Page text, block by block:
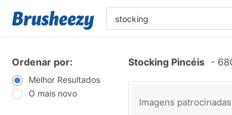
Ordenar por:
Melhor Resultados
O mais novo
Stocking Pincéis -
Imagens